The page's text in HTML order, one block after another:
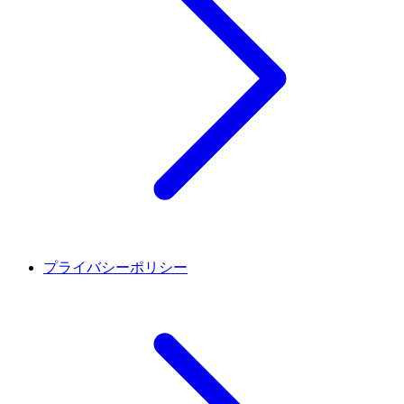
プライバシーポリシー